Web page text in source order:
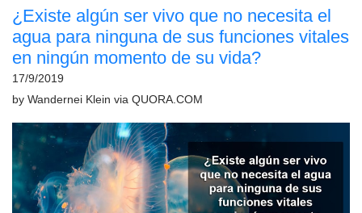
¿Existe algún ser vivo que no necesita el
agua para ninguna de sus funciones vitales
en ningún momento de su vida?
17/9/2019
by Wandernei Klein via QUORA.COM